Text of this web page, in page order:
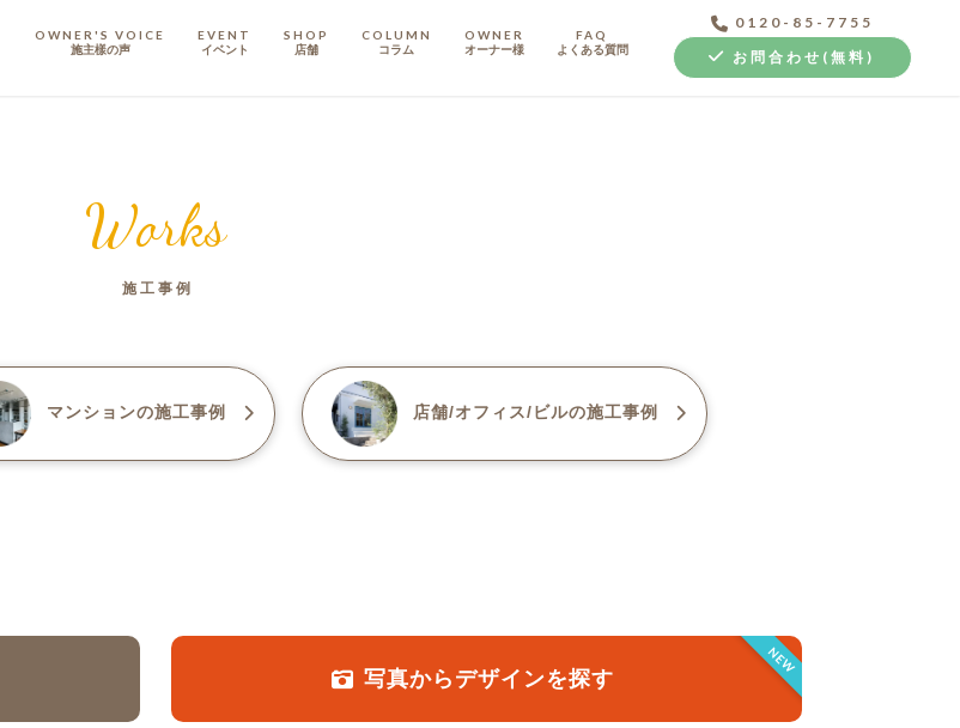
OWNER'S VOICE
施主樣の声
EVENT
イベント
SHOP
店舗
COLUMN
コラム
OWNER
オーナー様
FAQ
よくある質問
0120-85-7755
お問合わせ(無料)
Works
施工事例
マンションの施工事例 店舗/オフィス/ビルの施工事例
NEW
写真からデザインを探す